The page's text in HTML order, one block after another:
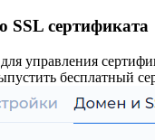
SSL сертификата
управления
бесплатный